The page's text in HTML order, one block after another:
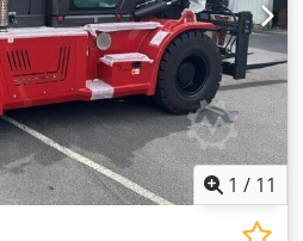
1 / 11